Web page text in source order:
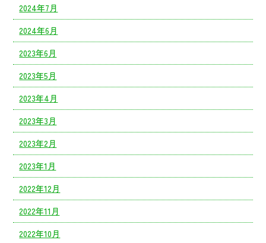
2024年7月
2024年6月
2023年6月
2023年5月
2023年4月
2023年3月
2023年2月
2023年1月
2022年12月
2022年11月
2022年10月